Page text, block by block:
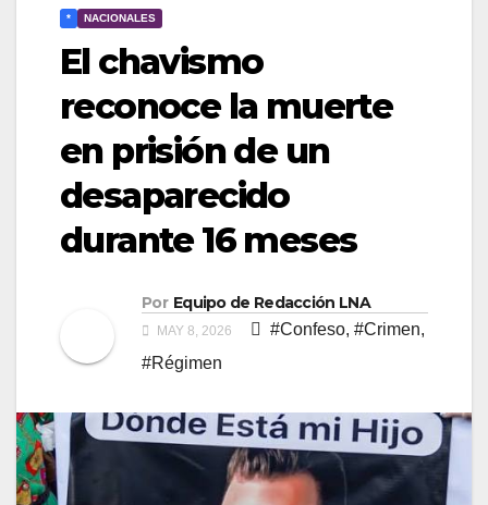
* NACIONALES
El chavismo
reconoce la muerte
en prisión de un
desaparecido
durante 16 meses
Por Equipo de Redacción LNA
MAY 8, 2026 #Confeso, #Crimen,
#Régimen